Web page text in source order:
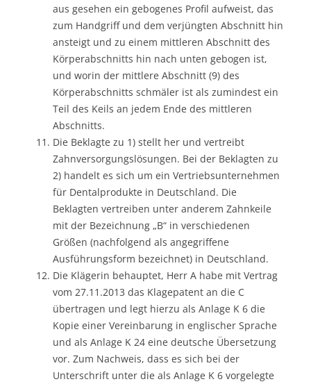
aus gesehen ein gebogenes Profil aufweist, das
zum Handgriff und dem verjüngten Abschnitt hin
ansteigt und zu einem mittleren Abschnitt des
Körperabschnitts hin nach unten gebogen ist,
und worin der mittlere Abschnitt (9) des
Körperabschnitts schmäler ist als zumindest ein
Teil des Keils an jedem Ende des mittleren
Abschnitts.
Die Beklagte zu 1) stellt her und vertreibt
Zahnversorgungslösungen. Bei der Beklagten zu
2) handelt es sich um ein Vertriebsunternehmen
für Dentalprodukte in Deutschland. Die
Beklagten vertreiben unter anderem Zahnkeile
mit der Bezeichnung „B“ in verschiedenen
Größen (nachfolgend als angegriffene
Ausführungsform bezeichnet) in Deutschland.
Die Klägerin behauptet, Herr A habe mit Vertrag
vom 27.11.2013 das Klagepatent an die C
übertragen und legt hierzu als Anlage K 6 die
Kopie einer Vereinbarung in englischer Sprache
und als Anlage K 24 eine deutsche Übersetzung
vor. Zum Nachweis, dass es sich bei der
Unterschrift unter die als Anlage K 6 vorgelegte